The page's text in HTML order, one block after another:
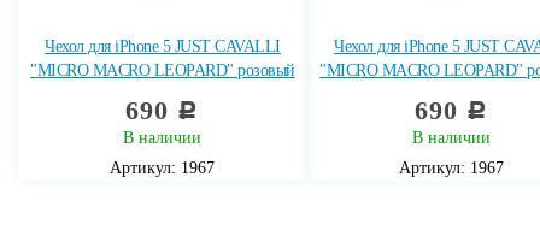
Чехол для iPhone 5 JUST CAVALLI
"MICRO MACRO LEOPARD" розовый
690 c
В наличии
Артикул: 1967
Чехол для iPhone 5 JUST
"MICRO MACRO LEOPARD"
690 c
В наличии
Артикул: 1967